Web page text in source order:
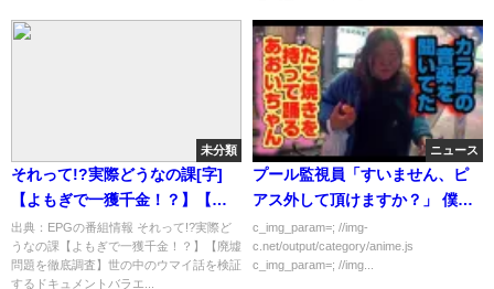
未分類
それって!?実際どうなの課[字]
【よもぎで一獲千金！？】【廃
墟問題を徹底調査】…の番組内
容解析まとめ
出典：EPGの番組情報 それって!?実際ど
うなの課【よもぎで一獲千金！？】【廃墟
問題を徹底調査】世の中のウマイ話を検証
するドキュメントバラエ...
ニュース
プール監視員「すいません、ピ
アス外して頂けますか？」 僕
「あ、はいロッカーに置いてき
ます」
c_img_param=; //img-
c.net/output/category/anime.js
c_img_param=; //img...